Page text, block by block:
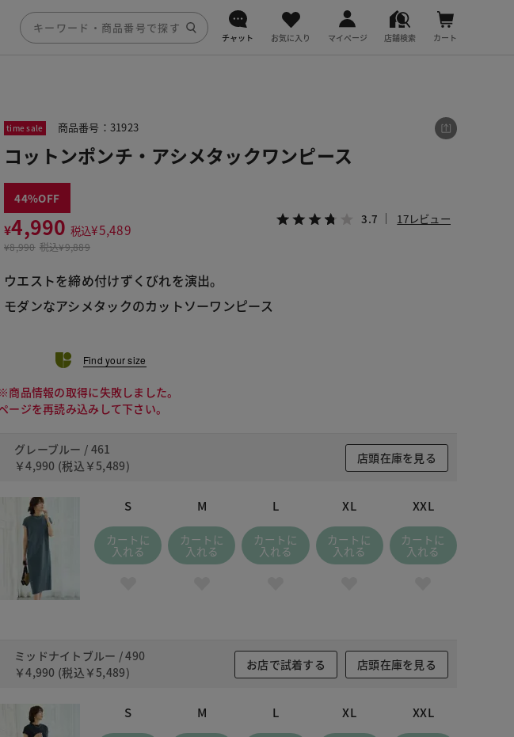
チャット お気に入り マイページ 店舗検索 カート
490 ミッドナイトブルー
time sale 商品番号：31923
コットンポンチ・アシメタックワンピース
44
¥4,990 税込¥5,489
¥8,990 税込¥9,889
3.7 17レビュー
ウエストを締め付けずくびれを演出。
モダンなアシメタックのカットソーワンピース
Find your size
※商品情報の取得に失敗しました。
ージを再読み込みして下さい。
グレーブルー / 461
￥4,990 (税込 ￥5,489)
店頭在庫を見る
S
カートに
入れる
M
カートに
入れる
L
カートに
入れる
XL
カートに
入れる
XXL
カートに
入れる
ミッドナイトブルー / 490
￥4,990 (税込 ￥5,489)
お店で試着する 店頭在庫を見る
S M L XL XXL